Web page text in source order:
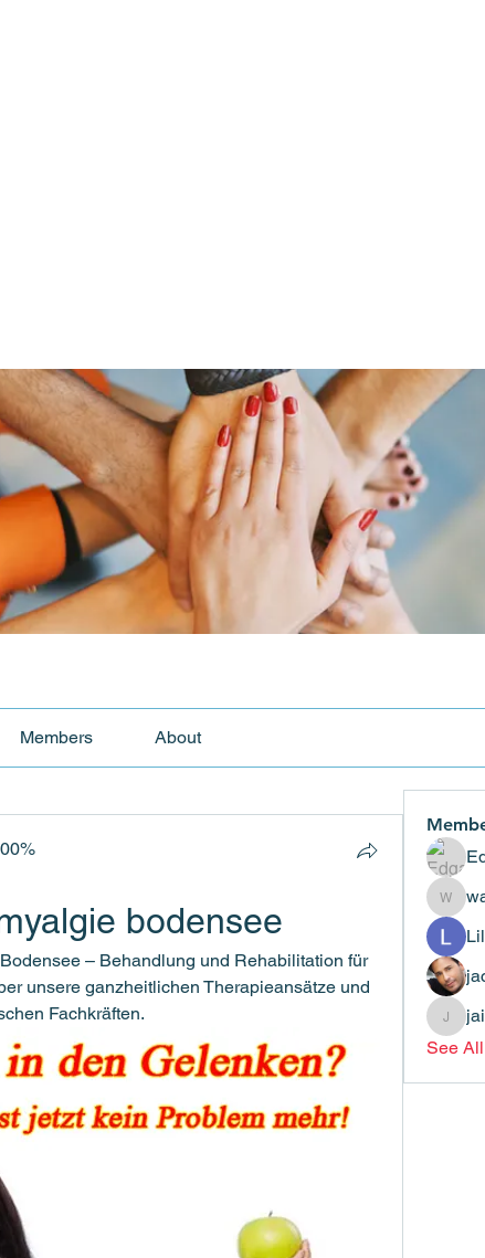
Members About
bodensee
– Behandlung und Rehabilitation für
unsere ganzheitlichen Therapieansätze und
Fachkräften.
See